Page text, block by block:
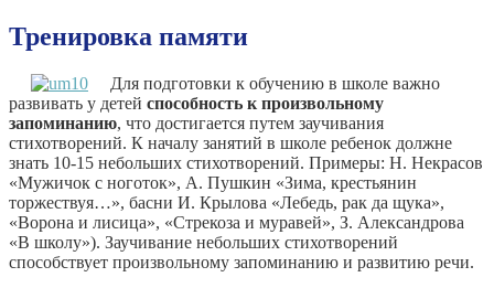
Тренировка памяти
Для подготовки к обучению в школе важно
развивать у детей способность к произвольному
запоминанию, что достигается путем заучивания
стихотворений. К началу занятий в школе ребенок должне
знать 10-15 небольших стихотворений. Примеры: Н. Некрасов
«Мужичок с ноготок», А. Пушкин «Зима, крестьянин
торжествуя…», басни И. Крылова «Лебедь, рак да щука»,
«Ворона и лисица», «Стрекоза и муравей», З. Александрова
«В школу»). Заучивание небольших стихотворений
способствует произвольному запоминанию и развитию речи.